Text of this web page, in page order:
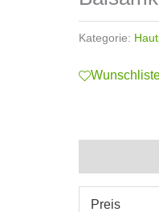
Kategorie:
Preis